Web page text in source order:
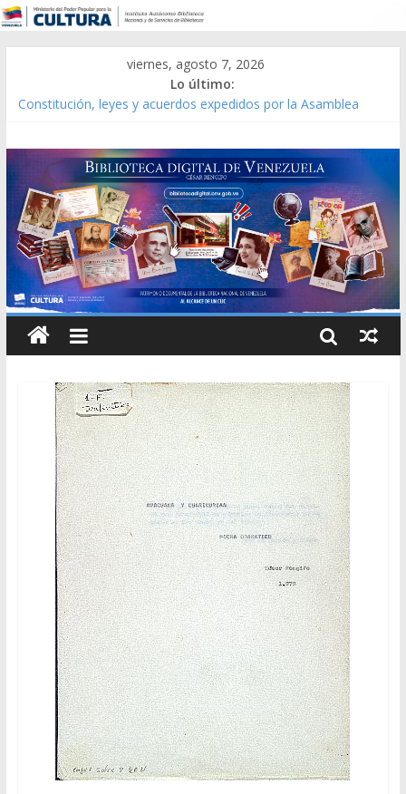
viernes, agosto 7, 2026
Lo último:
Constitución, leyes y acuerdos expedidos por la Asamblea
Modesta Bor Sánchez [material gráfico]
Gaceta Oficial de la República de Venezuela año CXXXIII Mes V,
Caracas 09 de marzo de 2006 N° 38.394
Catálogo temático de obras de Modesta Bor